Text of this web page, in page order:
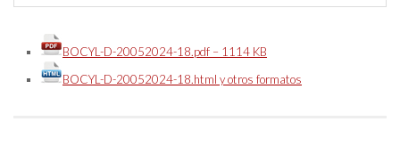
BOCYL-D-20052024-18.pdf – 1114 KB
BOCYL-D-20052024-18.html y otros formatos